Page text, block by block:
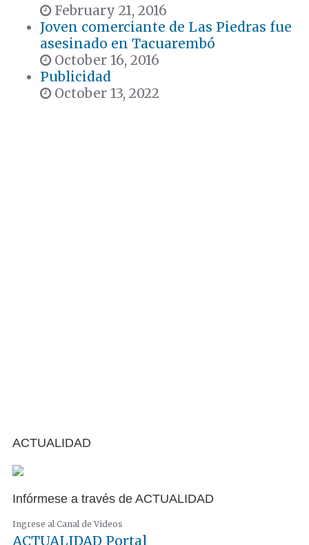
February 21, 2016
Joven comerciante de Las Piedras fue
asesinado en Tacuarembó
October 16, 2016
Publicidad
October 13, 2022
ACTUALIDAD
Infórmese a través de ACTUALIDAD
Ingrese al Canal de Videos
ACTUALIDAD Portal